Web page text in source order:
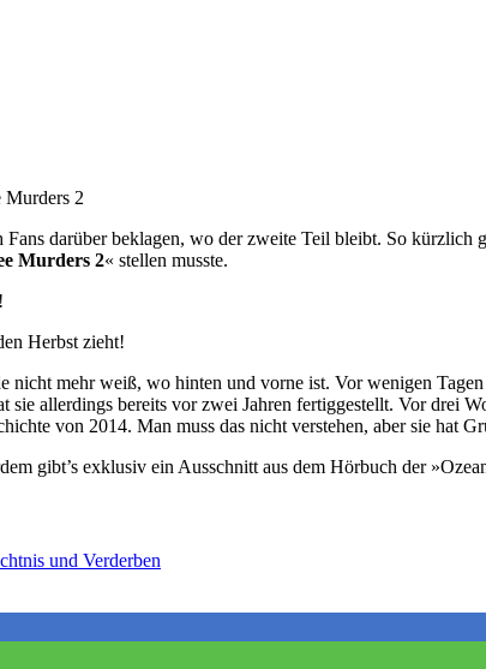
Murders 2
darüber beklagen, wo der zweite Teil bleibt. So kürzlich
Murders 2« stellen musste.
Herbst zieht!
nicht mehr weiß, wo hinten und vorne ist. Vor wenigen
sie allerdings bereits vor zwei Jahren fertiggestellt. Vor drei
von 2014. Man muss das nicht verstehen, aber sie hat
gibt’s exklusiv ein Ausschnitt aus dem Hörbuch der
und Verderben